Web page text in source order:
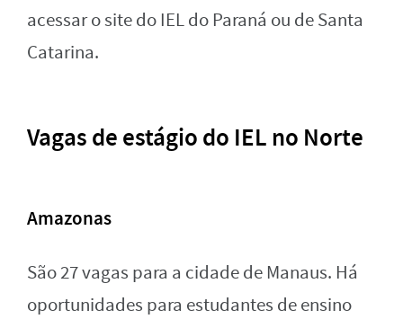
acessar o site do IEL do Paraná ou de Santa
Catarina.
Vagas de estágio do IEL no Norte
Amazonas
São 27 vagas para a cidade de Manaus. Há
oportunidades para estudantes de ensino